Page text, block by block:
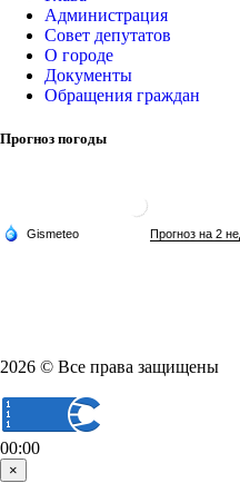
Администрация
Совет депутатов
О городе
Документы
Обращения граждан
Прогноз погоды
2026 © Все права защищены
00:00
×